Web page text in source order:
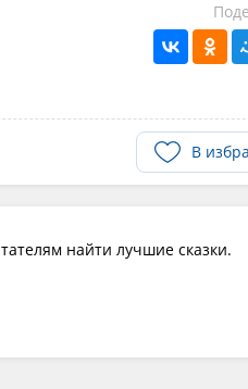
В
найти лучшие сказки.